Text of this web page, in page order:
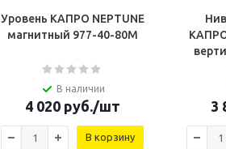
Уровень КАПРО NEPTUNE
магнитный 977-40-80М
В наличии
4 020руб./шт
В корзину
КАПРО
3